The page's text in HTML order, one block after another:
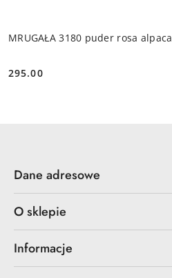
MRUGAŁA 3180 puder rosa alpaca
Cena:
295.00
Dane adresowe
O sklepie
Informacje